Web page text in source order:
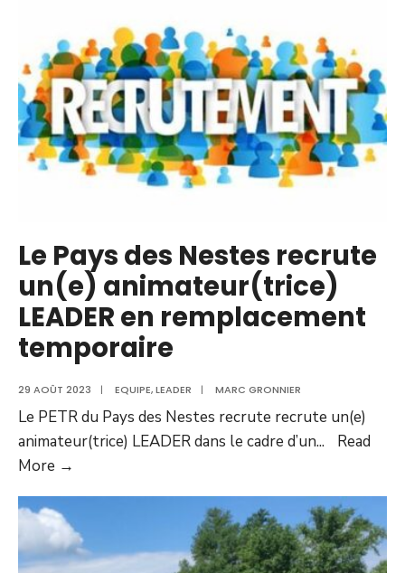
Le Pays des Nestes recrute
un(e) animateur(trice)
LEADER en remplacement
temporaire
29 AOÛT 2023 | EQUIPE,LEADER | MARC GRONNIER
Le PETR du Pays des Nestes recrute recrute un(e)
animateur(trice) LEADER dans le cadre d’un...
Read
More →